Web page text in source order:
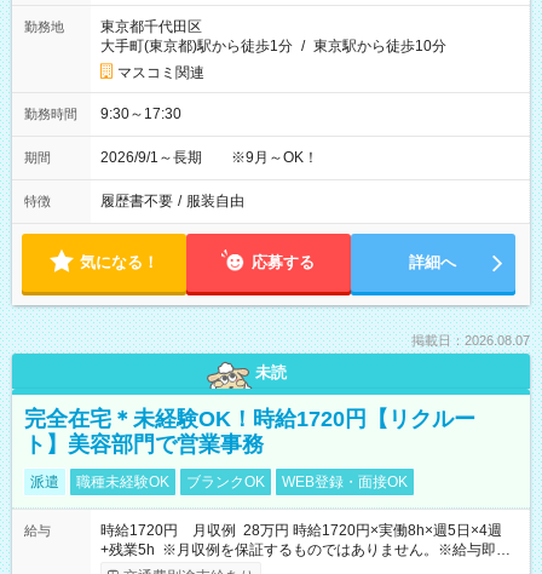
勤務地
東京都千代田区
大手町(東京都)駅から徒歩1分 / 東京駅から徒歩10分
マスコミ関連
勤務時間 9:30～17:30
期間 2026/9/1～長期 ※9月～OK！
特徴 履歴書不要 / 服装自由
気になる！ 応募する 詳細へ
掲載日：2026.08.07
未読
完全在宅＊未経験OK！時給1720円【リクルー
ト】美容部門で営業事務
派遣 職種未経験OK ブランクOK WEB登録・面接OK
給与
時給1720円 月収例 28万円 時給1720円×実働8h×週5日×4週
+残業5h ※月収例を保証するものではありません。※給与即受
取りサービス利用可（利用条件有）